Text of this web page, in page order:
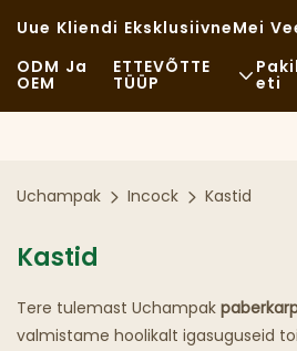
Uue Kliendi EksklusiivneMei
ODM Ja
OEM
ETTEVÕTTE
TÜÜP
Rootsi Laud
Eti
Uchampak Incock Kastid
Kastid
Tere tulemast Uchampak
valmistame hoolikalt igasuguseid